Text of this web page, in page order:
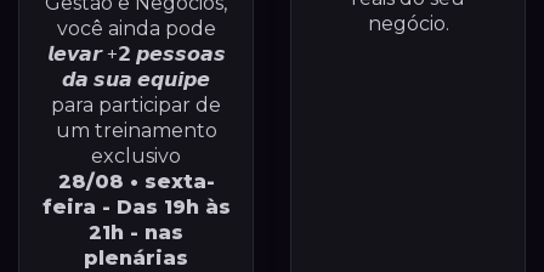
você ainda pode
𝙡𝙚𝙫𝙖𝙧 +𝟮 𝙥𝙚𝙨𝙨𝙤𝙖𝙨
𝙙𝙖 𝙨𝙪𝙖 𝙚𝙦𝙪𝙞𝙥𝙚
para participar de
um treinamento
exclusivo
28/08 • sexta-
feira - Das 19h às
21h - nas
plenárias
negócio.